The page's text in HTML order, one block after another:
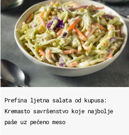
Prefina ljetna salata od kupusa:
Kremasto savršenstvo koje najbolje
paše uz pečeno meso